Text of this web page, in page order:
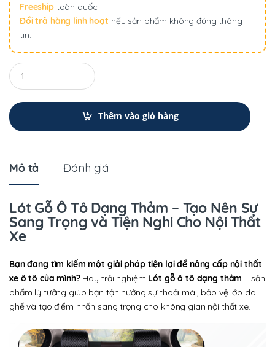
Freeshiptoàn quốc.
Đổi trả hàng linh hoạt nếu sản phẩm không đúng thông
tin.
Q
u
a
t
i
Thêm vào giỏ hàng
Mô tả Đánh giá
Lót Gỗ Ô Tô Dạng Thảm – Tạo Nên Sự
Sang Trọng và Tiện Nghi Cho Nội Thất
Xe
Bạn đang tìm kiếm một giải pháp tiện lợi để nâng cấp nội thất
xe ô tô của mình?Hãy trải nghiệm Lót gỗ ô tô dạng thảm – sản
phẩm lý tưởng giúp bạn tận hưởng sự thoải mái, bảo vệ lớp da
ghế và tạo điểm nhấn sang trọng cho không gian nội thất xe.